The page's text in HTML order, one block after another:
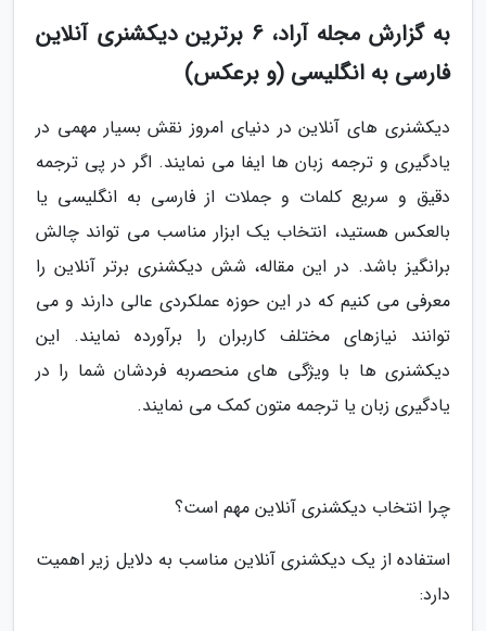
به گزارش مجله آراد، 6 برترین دیکشنری آنلاین
فارسی به انگلیسی (و برعکس)
دیکشنری های آنلاین در دنیای امروز نقش بسیار مهمی در
یادگیری و ترجمه زبان ها ایفا می نمایند. اگر در پی ترجمه
دقیق و سریع کلمات و جملات از فارسی به انگلیسی یا
بالعکس هستید، انتخاب یک ابزار مناسب می تواند چالش
برانگیز باشد. در این مقاله، شش دیکشنری برتر آنلاین را
معرفی می کنیم که در این حوزه عملکردی عالی دارند و می
توانند نیازهای مختلف کاربران را برآورده نمایند. این
دیکشنری ها با ویژگی های منحصربه فردشان شما را در
یادگیری زبان یا ترجمه متون کمک می نمایند.
چرا انتخاب دیکشنری آنلاین مهم است؟
استفاده از یک دیکشنری آنلاین مناسب به دلایل زیر اهمیت
دارد: